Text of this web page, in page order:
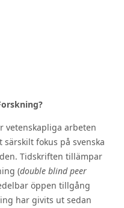
vetenskapliga arbeten
fokus på svenska
Tidskriften tillämpar
(double blind peer
öppen tillgång
har givits ut sedan